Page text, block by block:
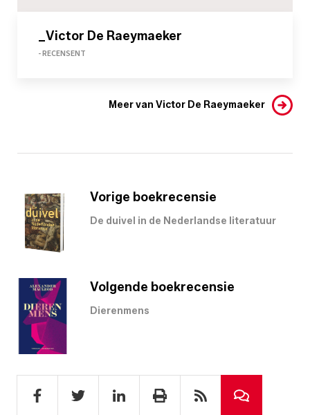
_Victor De Raeymaeker
- RECENSENT
Meer van Victor De Raeymaeker
Vorige boekrecensie
De duivel in de Nederlandse literatuur
Volgende boekrecensie
Dierenmens